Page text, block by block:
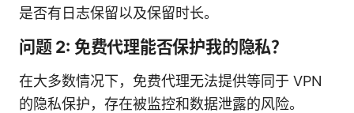
是否有日志保留以及保留时长。
问题 2: 免费代理能否保护我的隐私？
在大多数情况下，免费代理无法提供等同于 VPN
的隐私保护，存在被监控和数据泄露的风险。